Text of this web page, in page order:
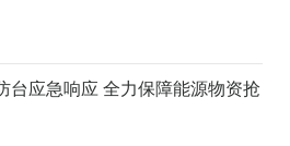
台应急响应 全力保障能源物资抢